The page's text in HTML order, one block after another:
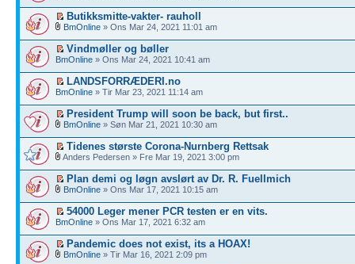
Butikksmitte-vakter- rauholl
BmOnline » Ons Mar 24, 2021 11:01 am
Vindmøller og bøller
BmOnline » Ons Mar 24, 2021 10:41 am
LANDSFORRÆDERI.no
BmOnline » Tir Mar 23, 2021 11:14 am
President Trump will soon be back, but first..
BmOnline » Søn Mar 21, 2021 10:30 am
Tidenes største Corona-Nurnberg Rettsak
Anders Pedersen » Fre Mar 19, 2021 3:00 pm
Plan demi og løgn avslørt av Dr. R. Fuellmich
BmOnline » Ons Mar 17, 2021 10:15 am
54000 Leger mener PCR testen er en vits.
BmOnline » Ons Mar 17, 2021 6:32 am
Pandemic does not exist, its a HOAX!
BmOnline » Tir Mar 16, 2021 2:09 pm